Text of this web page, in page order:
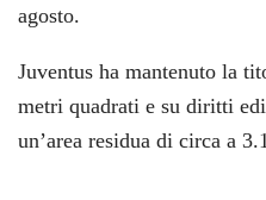
agosto.
Juventus ha mantenuto la
metri quadrati e su diritti
un’area residua di circa a